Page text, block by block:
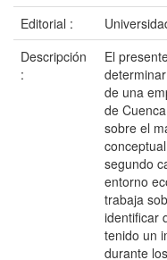
Editorial :
Descripción
:
El
de una
de
sobre el
segundo
entorno
trabaja
identificar
tenido un
durante